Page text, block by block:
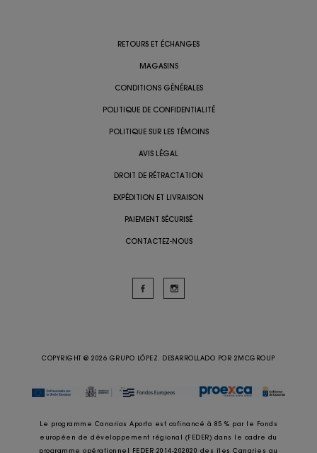
RETOURS ET ÉCHANGES
MAGASINS
CONDITIONS GÉNÉRALES
POLITIQUE DE CONFIDENTIALITÉ
POLITIQUE SUR LES TÉMOINS
AVIS LÉGAL
DROIT DE RÉTRACTATION
EXPÉDITION ET LIVRAISON
PAIEMENT SÉCURISÉ
CONTACTEZ-NOUS
COPYRIGHT @ 2026 GRUPO LÓPEZ. DESARROLLADO POR 2MCGROUP
Le programme Canarias Aporta est cofinancé à 85 % par le Fonds
européen de développement régional (FEDER) dans le cadre du
programme opérationnel FEDER 2014-202020 des îles Canaries au